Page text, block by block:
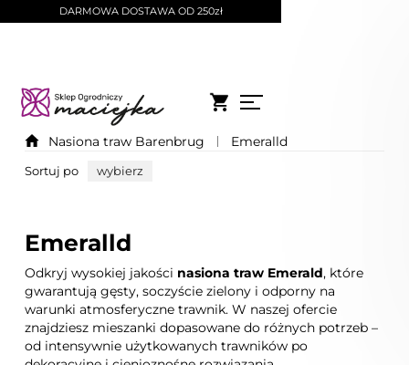
DARMOWA DOSTAWA OD 250zł
Nasiona traw Barenbrug Emeralld
Sortuj po wybierz
Emeralld
Odkryj wysokiej jakości nasiona traw Emerald, które
gwarantują gęsty, soczyście zielony i odporny na
warunki atmosferyczne trawnik. W naszej ofercie
znajdziesz mieszanki dopasowane do różnych potrzeb –
od intensywnie użytkowanych trawników po